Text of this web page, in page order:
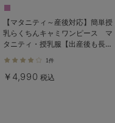
【マタニティ～産後対応】簡単授
乳らくちんキャミワンピース マ
タニティ・授乳服【出産後も長く
1件
￥4,990 税込